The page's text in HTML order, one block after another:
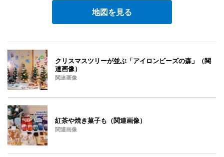
地図を見る
クリスマスツリーが並ぶ「アイロンビーズの森」（関
連画像）
関連画像
紅茶や焼き菓子も（関連画像）
関連画像